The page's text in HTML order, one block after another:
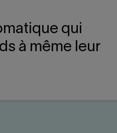
qui
à même leur